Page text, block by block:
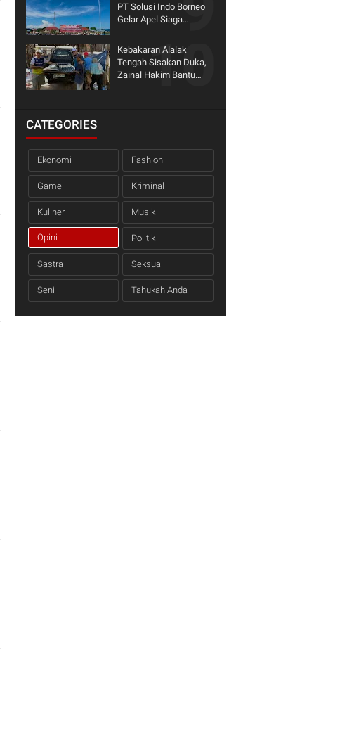
PT Solusi Indo Borneo
Gelar Apel Siaga
Bantuan Fire Pump
untuk KTPA Binaan
Kebakaran Alalak
Tengah Sisakan Duka,
Zainal Hakim Bantu
CATEGORIES
Ekonomi Fashion
Game Kriminal
Kuliner Musik
Opini Politik
Sastra Seksual
Seni Tahukah Anda